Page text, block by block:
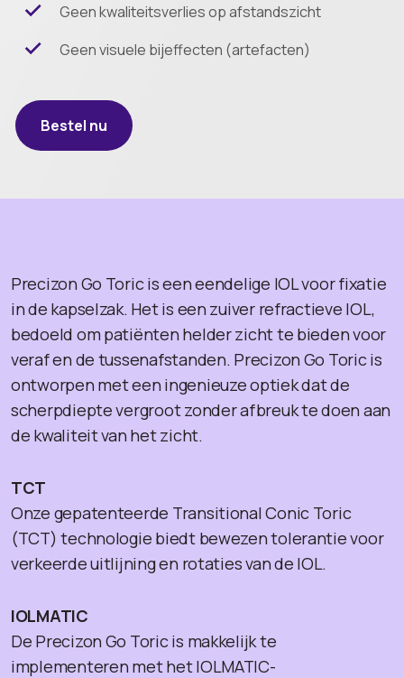
Geen kwaliteitsverlies op afstandszicht
Geen visuele bijeffecten (artefacten)
Bestel nu
Precizon Go Toric is een eendelige IOL voor fixatie
in de kapselzak. Het is een zuiver refractieve IOL,
bedoeld om patiënten helder zicht te bieden voor
veraf en de tussenafstanden. Precizon Go Toric is
ontworpen met een ingenieuze optiek dat de
scherpdiepte vergroot zonder afbreuk te doen aan
de kwaliteit van het zicht.
TCT
Onze gepatenteerde Transitional Conic Toric
(TCT) technologie biedt bewezen tolerantie voor
verkeerde uitlijning en rotaties van de IOL.
IOLMATIC
De Precizon Go Toric is makkelijk te
implementeren met het IOLMATIC-